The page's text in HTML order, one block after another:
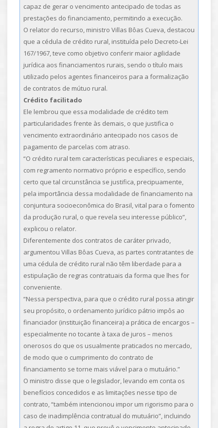
capaz de gerar o vencimento antecipado de todas as
prestações do financiamento, permitindo a execução.
O relator do recurso, ministro Villas Bôas Cueva, destacou
que a cédula de crédito rural, instituída pelo Decreto-Lei
167/1967, teve como objetivo conferir maior agilidade
jurídica aos financiamentos rurais, sendo o título mais
utilizado pelos agentes financeiros para a formalização
de contratos de mútuo rural.
Crédito facilitado
Ele lembrou que essa modalidade de crédito tem
particularidades frente às demais, o que justifica o
vencimento extraordinário antecipado nos casos de
pagamento de parcelas com atraso.
“O crédito rural tem características peculiares e especiais,
com regramento normativo próprio e específico, sendo
certo que tal circunstância se justifica, precipuamente,
pela importância dessa modalidade de financiamento na
conjuntura socioeconômica do Brasil, vital para o fomento
da produção rural, o que revela seu interesse público”,
explicou o relator.
Diferentemente dos contratos de caráter privado,
argumentou Villas Bôas Cueva, as partes contratantes de
uma cédula de crédito rural não têm liberdade para a
estipulação de regras contratuais da forma que lhes for
conveniente.
“Nessa perspectiva, para que o crédito rural possa atingir
seu propósito, o ordenamento jurídico pátrio impôs ao
financiador (instituição financeira) a prática de encargos –
especialmente no tocante à taxa de juros – menos
onerosos do que os usualmente praticados no mercado,
de modo que o cumprimento do contrato de
financiamento se torne mais viável para o mutuário.”
O ministro disse que o legislador, levando em conta os
benefícios concedidos e as limitações nesse tipo de
contrato, “também intencionou impor um rigorismo para o
caso de inadimplência contratual do mutuário”, incluindo